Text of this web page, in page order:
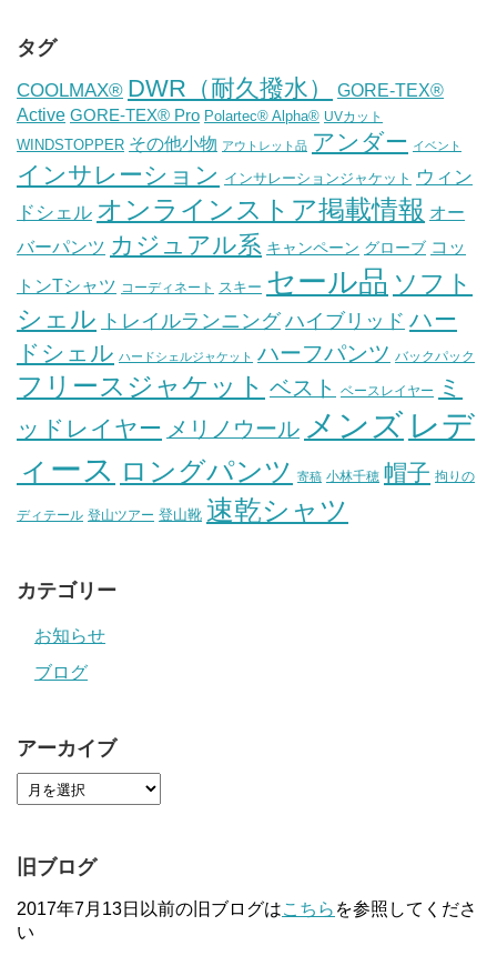
タグ
COOLMAX® DWR（耐久撥水）
GORE-TEX®
Active GORE-TEX® Pro Polartec® Alpha® UVカット
WINDSTOPPER その他小物 アウトレット品 アンダー イベント
インサレーション インサレーションジャケット ウィン
ドシェル オンラインストア掲載情報 オー
バーパンツ カジュアル系 キャンペーン グローブ コッ
トンTシャツ コーディネート スキー セール品 ソフト
シェル トレイルランニング ハイブリッド ハー
ドシェル ハードシェルジャケット ハーフパンツ バックパック
フリースジャケット ベスト ベースレイヤー
ミ
ッドレイヤー メリノウール メンズ レデ
ィース ロングパンツ 寄稿 小林千穂 帽子 拘りの
ディテール 登山ツアー 登山靴 速乾シャツ
カテゴリー
お知らせ
ブログ
アーカイブ
旧ブログ
2017年7月13日以前の旧ブログはこちら を参照してくださ
い